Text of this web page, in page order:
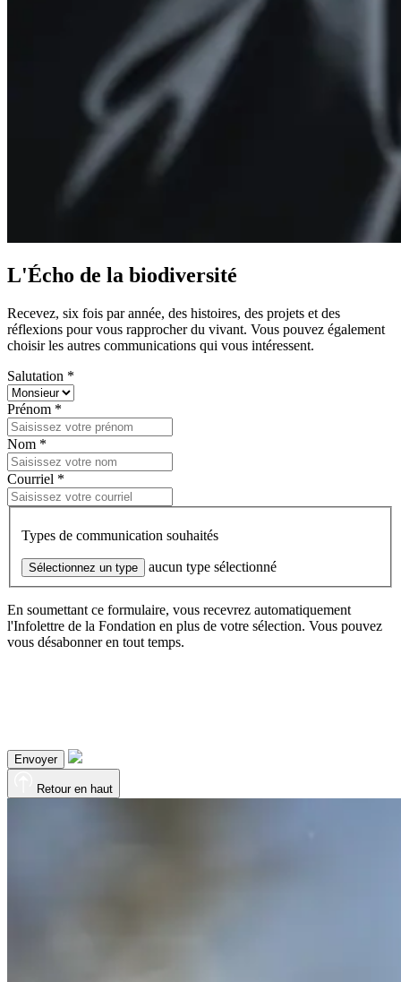
L'Écho de la biodiversité
Recevez, six fois par année, des histoires, des projets et des
réflexions pour vous rapprocher du vivant. Vous pouvez également
choisir les autres communications qui vous intéressent.
Salutation *
Prénom *
Nom *
Courriel *
Types de communication souhaités
Sélectionnez un type aucun type sélectionné
En soumettant ce formulaire, vous recevrez automatiquement
l'Infolettre de la Fondation en plus de votre sélection. Vous pouvez
vous désabonner en tout temps.
Envoyer
Retour en haut